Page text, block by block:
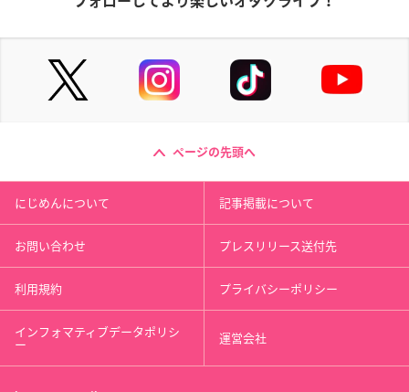
ページの先頭へ
にじめんについて 記事掲載について
お問い合わせ プレスリリース送付先
利用規約 プライバシーポリシー
インフォマティブデータポリシ
ー 運営会社